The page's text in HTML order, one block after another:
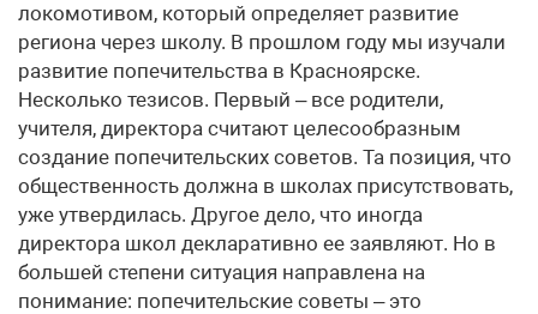
локомотивом, который определяет развитие
региона через школу. В прошлом году мы изучали
развитие попечительства в Красноярске.
Несколько тезисов. Первый – все родители,
учителя, директора считают целесообразным
создание попечительских советов. Та позиция, что
общественность должна в школах присутствовать,
уже утвердилась. Другое дело, что иногда
директора школ декларативно ее заявляют. Но в
большей степени ситуация направлена на
понимание: попечительские советы – это